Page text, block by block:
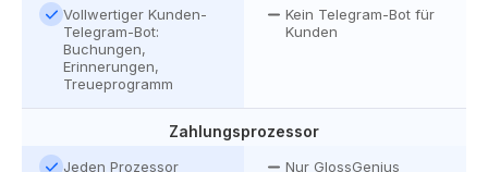
Vollwertiger Kunden-
Telegram-Bot:
Buchungen,
Erinnerungen,
Treueprogramm
Kein Telegram-Bot für
Kunden
Zahlungsprozessor
Jeden Prozessor Nur GlossGenius